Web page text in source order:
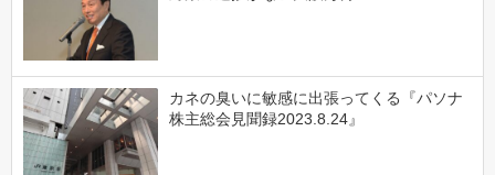
カネの臭いに敏感に出張ってくる『パソナ
株主総会見聞録2023.8.24』